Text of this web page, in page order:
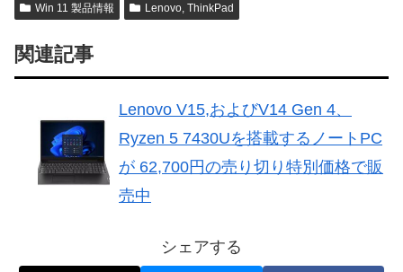
Win 11 製品情報 Lenovo, ThinkPad
関連記事
Lenovo V15,およびV14 Gen 4、
Ryzen 5 7430Uを搭載するノートPC
が 62,700円の売り切り特別価格で販
売中
シェアする